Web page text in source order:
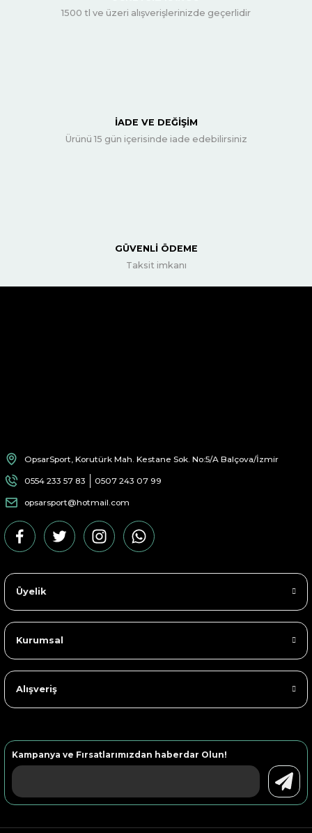
1500 tl ve üzeri alışverişlerinizde geçerlidir
İADE VE DEĞİŞİM
Ürünü 15 gün içerisinde iade edebilirsiniz
GÜVENLİ ÖDEME
Taksit imkanı
OpsarSport, Korutürk Mah. Kestane Sok. No:5/A Balçova/İzmir
0554 233 57 83 0507 243 07 99
opsarsport@hotmail.com
Üyelik
Kurumsal
Alışveriş
Kampanya ve Fırsatlarımızdan haberdar Olun!